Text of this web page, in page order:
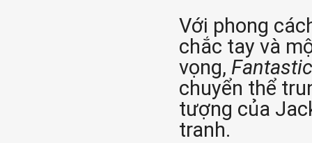
Với phong
chắc tay và
vọng,
chuyển thể
tượng của
tranh.